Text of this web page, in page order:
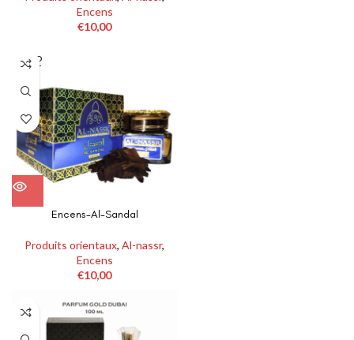
Encens
€10,00
SOLD
OUT
Encens-Al-Sandal
Produits orientaux, Al-nassr,
Encens
€10,00